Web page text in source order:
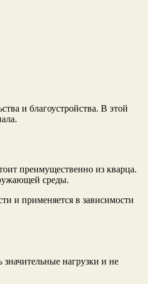
и благоустройства. В этой
преимущественно из кварца.
среды.
и применяется в зависимости
нагрузки и не